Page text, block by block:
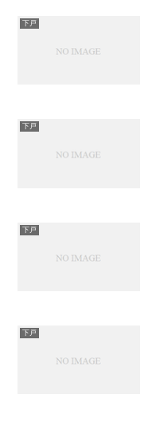
下戸
下戸
下戸
下戸